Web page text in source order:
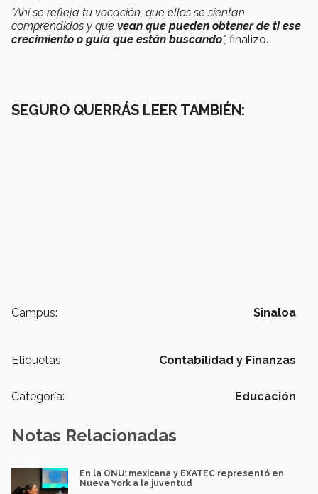
"Ahí se refleja tu vocación, que ellos se sientan
comprendidos y que vean que pueden obtener de ti ese
crecimiento o guía que están buscando", finalizó.
SEGURO QUERRÁS LEER TAMBIÉN:
Campus: Sinaloa
Etiquetas: Contabilidad y Finanzas
Categoría: Educación
Notas Relacionadas
En la ONU: mexicana y EXATEC representó en
Nueva York a la juventud